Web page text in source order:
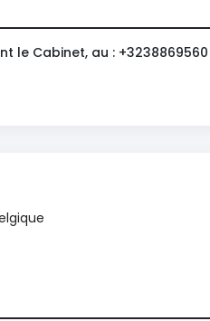
le Cabinet, au : +3238869560